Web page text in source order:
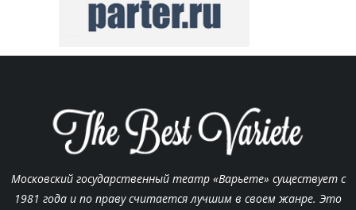
Московский государственный театр «Варьете» существует с
1981 года и по праву считается лучшим в своем жанре. Это